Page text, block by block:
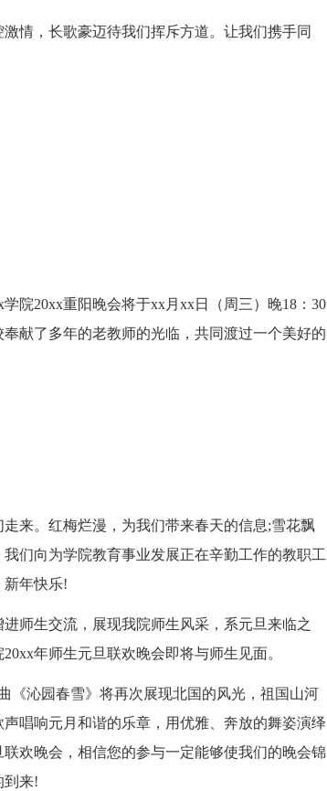
情，长歌豪迈待我们挥斥方道。让我们携手同
院20xx重阳晚会将于xx月xx日（周三）晚18：30
献了多年的老教师的光临，共同渡过一个美好的
来。红梅烂漫，为我们带来春天的信息;雪花飘
们向为学院教育事业发展正在辛勤工作的教职工
新年快乐!
师生交流，展现我院师生风采，系元旦来临之
年师生元旦联欢晚会即将与师生见面。
《沁园春雪》将再次展现北国的风光，祖国山河
唱响元月和谐的乐章，用优雅、奔放的舞姿演绎
欢晚会，相信您的参与一定能够使我们的晚会锦
到来!